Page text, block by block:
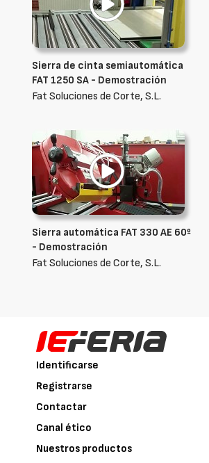
Sierra de cinta semiautomática
FAT 1250 SA - Demostración
Fat Soluciones de Corte, S.L.
Sierra automática FAT 330 AE 60º
- Demostración
Fat Soluciones de Corte, S.L.
Identificarse
Registrarse
Contactar
Canal ético
Nuestros productos